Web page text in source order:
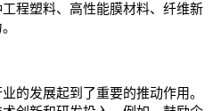
程塑料、高性能膜材料、纤维新
的发展起到了重要的推动作用。